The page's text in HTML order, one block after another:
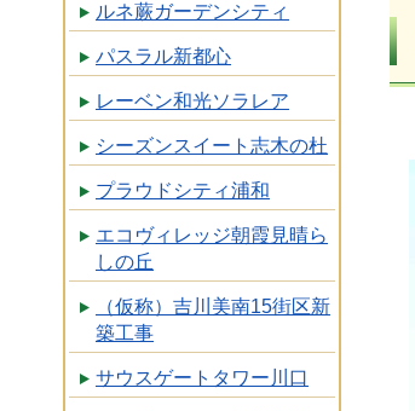
ルネ蕨ガーデンシティ
パスラル新都心
レーベン和光ソラレア
シーズンスイート志木の杜
プラウドシティ浦和
エコヴィレッジ朝霞見晴ら
しの丘
（仮称）吉川美南15街区新
築工事
サウスゲートタワー川口